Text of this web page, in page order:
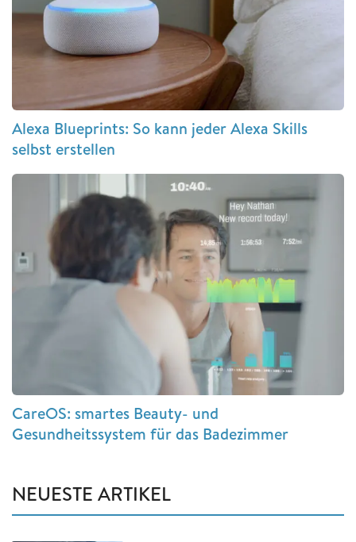
Alexa Blueprints: So kann jeder Alexa Skills
selbst erstellen
CareOS: smartes Beauty- und
Gesundheitssystem für das Badezimmer
NEUESTE ARTIKEL